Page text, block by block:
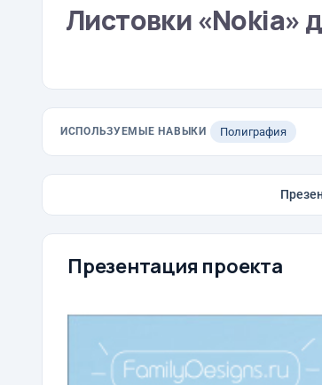
Листовки «Nokia»
ИСПОЛЬЗУЕМЫЕ НАВЫКИ Полиграфия
Презентация проекта